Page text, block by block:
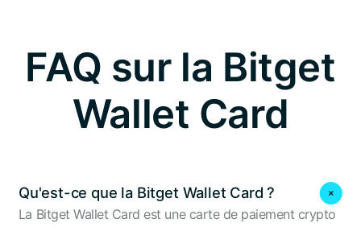
FAQ sur la Bitget
Wallet Card
Qu'est-ce que la Bitget Wallet Card ?
La Bitget Wallet Card est une carte de paiement crypto